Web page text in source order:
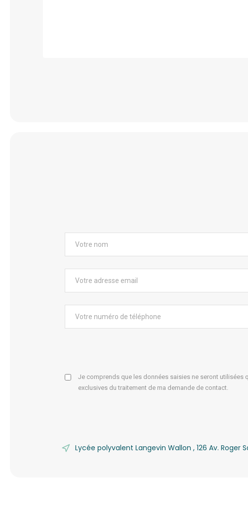
Je comprends que les données saisies ne seront utilisées
exclusives du traitement de ma demande de contact.
Lycée polyvalent Langevin Wallon , 126 Av.